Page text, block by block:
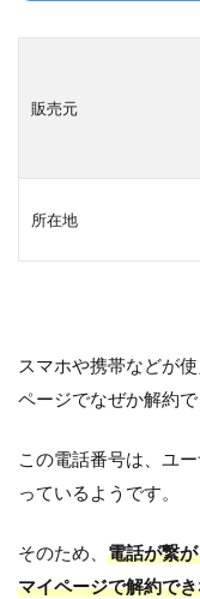
販売元
所在地
スマホや携帯などが
ページでなぜか解約
この電話番号は、ユ
っているようです。
そのため、 電話が繋
マイページで解約で